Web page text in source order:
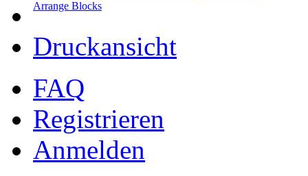
Arrange Blocks
Druckansicht
FAQ
Registrieren
Anmelden